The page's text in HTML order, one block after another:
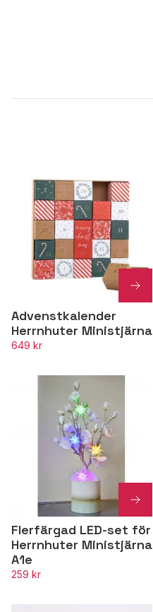
Advenstkalender
Herrnhuter Ministjärna
649 kr
Flerfärgad LED-set för
Herrnhuter Ministjärna
A1e
259 kr